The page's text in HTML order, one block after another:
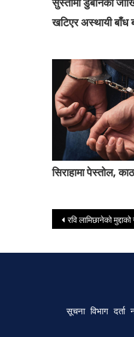
खटिएर अस्थायी बाँध
सिराहामा पेस्तोल,
Post
रवि लामिछानेको मुद्दाको
सूचना विभाग